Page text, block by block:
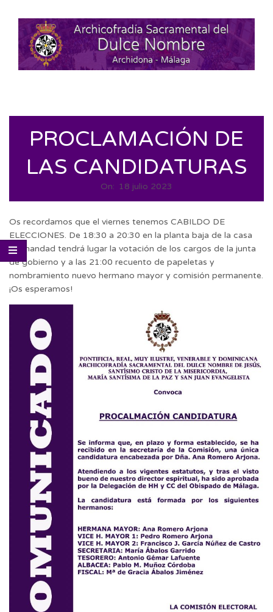
content
PROCLAMACIÓN DE
LAS CANDIDATURAS
On: 18 julio 2023
Os recordamos que el viernes tenemos CABILDO DE
ELECCIONES. De 18:30 a 20:30 en la planta baja de la casa
hermandad tendrá lugar la votación de los cargos de la junta
de gobierno y a las 21:00 recuento de papeletas y
nombramiento nuevo hermano mayor y comisión permanente.
¡Os esperamos!